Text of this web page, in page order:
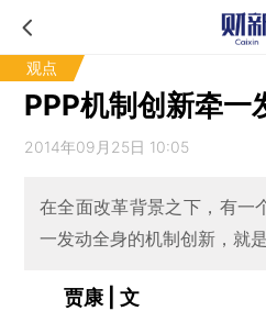
观点
PPP机制创新牵一
2014年09月25日 10:05
在全面改革背景之下，有一
一发动全身的机制创新，就
贾康 | 文